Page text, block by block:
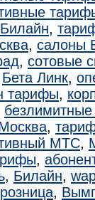
,
, салоны
, сотовые
Бета Линк,
тарифы,
,
МТС,
,
, Билайн,
розница,